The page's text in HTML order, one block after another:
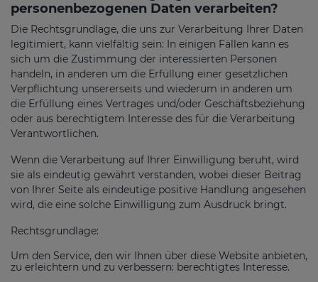
personenbezogenen Daten verarbeiten?
Die Rechtsgrundlage, die uns zur Verarbeitung Ihrer Daten
legitimiert, kann vielfältig sein: In einigen Fällen kann es
sich um die Zustimmung der interessierten Personen
handeln, in anderen um die Erfüllung einer gesetzlichen
Verpflichtung unsererseits und wiederum in anderen um
die Erfüllung eines Vertrages und/oder Geschäftsbeziehung
oder aus berechtigtem Interesse des für die Verarbeitung
Verantwortlichen.
Wenn die Verarbeitung auf Ihrer Einwilligung beruht, wird
sie als eindeutig gewährt verstanden, wobei dieser Beitrag
von Ihrer Seite als eindeutige positive Handlung angesehen
wird, die eine solche Einwilligung zum Ausdruck bringt.
Rechtsgrundlage:
Um den Service, den wir Ihnen über diese Website anbieten,
zu erleichtern und zu verbessern: berechtigtes Interesse.